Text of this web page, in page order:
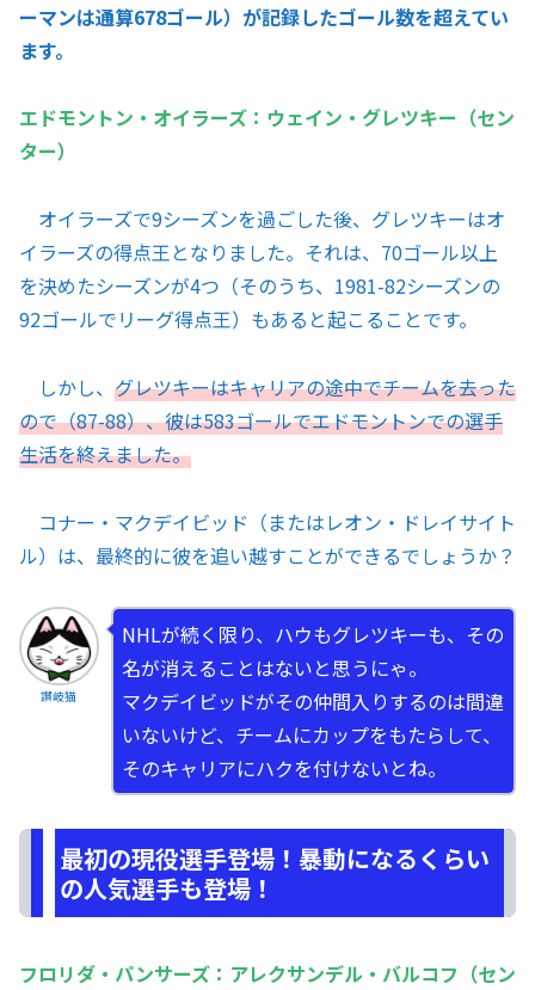
ーマンは通算678ゴール）が記録したゴール数を超えてい
ます。
エドモントン・オイラーズ：ウェイン・グレツキー（セン
ター）
オイラーズで9シーズンを過ごした後、グレツキーはオ
イラーズの得点王となりました。それは、70ゴール以上
を決めたシーズンが4つ（そのうち、1981-82シーズンの
92ゴールでリーグ得点王）もあると起こることです。
しかし、 グレツキーはキャリアの途中でチームを去った
ので（87-88）、彼は583ゴールでエドモントンでの選手
生活を終えました。
コナー・マクデイビッド（またはレオン・ドレイサイト
ル）は、最終的に彼を追い越すことができるでしょうか？
讃岐猫
NHLが続く限り、ハウもグレツキーも、その
名が消えることはないと思うにゃ。
マクデイビッドがその仲間入りするのは間違
いないけど、チームにカップをもたらして、
そのキャリアにハクを付けないとね。
最初の現役選手登場！暴動になるくらい
の人気選手も登場！
フロリダ・パンサーズ：アレクサンデル・バルコフ（セン